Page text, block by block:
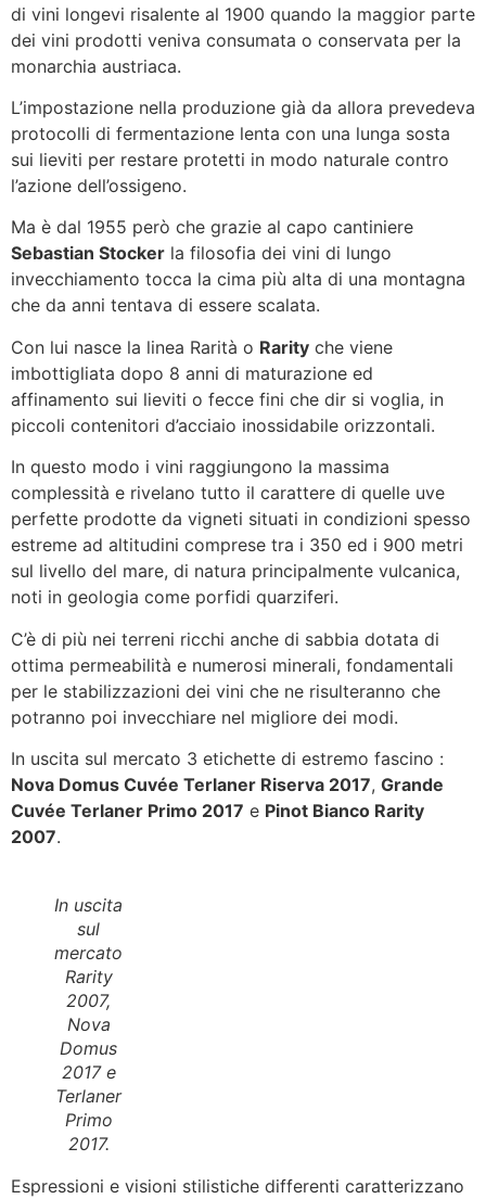
di vini longevi risalente al 1900 quando la maggior parte
dei vini prodotti veniva consumata o conservata per la
monarchia austriaca.
L’impostazione nella produzione già da allora prevedeva
protocolli di fermentazione lenta con una lunga sosta
sui lieviti per restare protetti in modo naturale contro
l’azione dell’ossigeno.
Ma è dal 1955 però che grazie al capo cantiniere
Sebastian Stocker la filosofia dei vini di lungo
invecchiamento tocca la cima più alta di una montagna
che da anni tentava di essere scalata.
Con lui nasce la linea Rarità o Rarity che viene
imbottigliata dopo 8 anni di maturazione ed
affinamento sui lieviti o fecce fini che dir si voglia, in
piccoli contenitori d’acciaio inossidabile orizzontali.
In questo modo i vini raggiungono la massima
complessità e rivelano tutto il carattere di quelle uve
perfette prodotte da vigneti situati in condizioni spesso
estreme ad altitudini comprese tra i 350 ed i 900 metri
sul livello del mare, di natura principalmente vulcanica,
noti in geologia come porfidi quarziferi.
C’è di più nei terreni ricchi anche di sabbia dotata di
ottima permeabilità e numerosi minerali, fondamentali
per le stabilizzazioni dei vini che ne risulteranno che
potranno poi invecchiare nel migliore dei modi.
In uscita sul mercato 3 etichette di estremo fascino :
Nova Domus Cuvée Terlaner Riserva 2017, Grande
Cuvée Terlaner Primo 2017 e Pinot Bianco Rarity
2007.
In uscita
sul
mercato
Rarity
2007,
Nova
Domus
2017 e
Terlaner
Primo
2017.
Espressioni e visioni stilistiche differenti caratterizzano